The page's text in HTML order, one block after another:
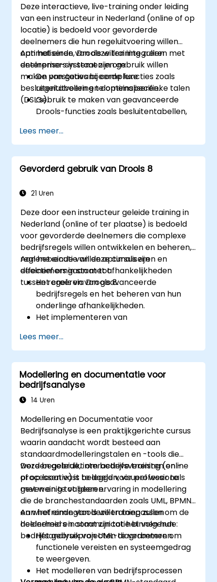
optimalisatie en levenscyclusbeheer van
regels.
Deze interactieve, live-training onder leiding
van een instructeur in Nederland (online of op
locatie) is bedoeld voor gevorderde
deelnemers die hun regeluitvoering willen
optimaliseren, Drools willen integreren met
enterprise-systemen en gebruik willen
maken van geavanceerde functies zoals
besluitentabellen en domeinspecifieke talen
(DSL’s).
Aan het einde van deze training zullen
deelnemers in staat zijn om:
De prestaties bij complexe
regeluitvoering te optimaliseren.
Gebruik te maken van geavanceerde
Drools-functies zoals besluitentabellen,
Drools naadloos te integreren met
enterprise-applicaties en externe
systemen.
Robuuste versiebeheer- en
regelontwikkeling te implementeren.
ontwerpen en in te zetten die voldoen
aan de behoeften van het bedrijf.
Lees meer...
Gevorderd gebruik van Drools 8
21 Uren
Deze door een instructeur geleide training in
Nederland (online of ter plaatse) is bedoeld
voor gevorderde deelnemers die complexe
bedrijfsregels willen ontwikkelen en beheren,
reglenexecutie willen optimaliseren en
effectief omgaan met afhankelijkheden
tussen regels via Drools 8.
Aan het einde van deze cursus zijn
deelnemers in staat tot:
Het creëren van geavanceerde
bedrijfsregels en het beheren van hun
onderlinge afhankelijkheden.
Het implementeren van
regelgroepen en -agenda’s in Drools.
Het optimaliseren van de prestaties bij
het uitvoeren van regels binnen Drools.
Het benutten van geavanceerde functies
van de Drools Workbench voor
regelbeheer.
databronnen en systemen.
Lees meer...
Modellering en documentatie voor
bedrijfsanalyse
14 Uren
Modellering en Documentatie voor
Bedrijfsanalyse is een praktijkgerichte cursus
waarin aandacht wordt besteed aan
standaardmodelleringstalen en -tools die
worden gebruikt om bedrijfsvereisten en -
processen vast te leggen, visueel weer te
geven en te valideren.
Deze begeleide, interactieve training (online
of op locatie) is bedoeld voor professionals
met weinig tot geen ervaring in modellering
die de branchestandaarden zoals UML, BPMN
en wireframingtools willen toepassen om de
helderheid en communicatie binnen hun
bedrijfsanalyseprojecten te verbeteren.
Aan het einde van deze training zullen
deelnemers in staat zijn tot het volgende:
Het gebruik van UML-diagrammen om
functionele vereisten en systeemgedrag
te weergeven.
Het modelleren van bedrijfsprocessen